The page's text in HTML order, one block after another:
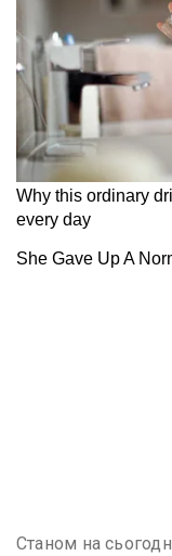
Станом на